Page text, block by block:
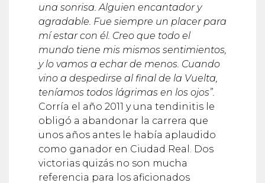
agradable. Fue siempre un placer para
mí estar con él. Creo que todo el
mundo tiene mis mismos sentimientos,
y lo vamos a echar de menos. Cuando
vino a despedirse al final de la Vuelta,
teníamos todos lágrimas en los ojos”.
Corría el año 2011 y una tendinitis le
obligó a abandonar la carrera que
unos años antes le había aplaudido
como ganador en Ciudad Real. Dos
victorias quizás no son mucha
referencia para los aficionados
ocasionales, pero alguien del que se